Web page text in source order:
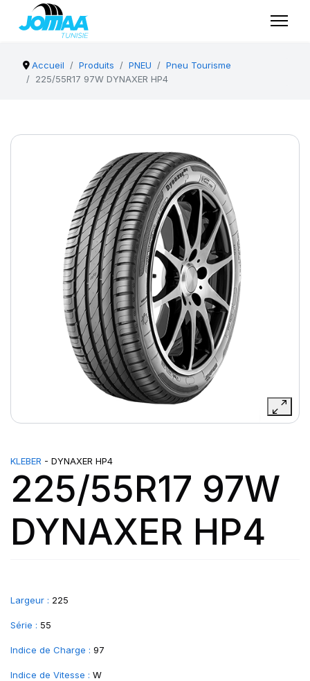
Accueil Produits PNEU
Pneu Tourisme
225/55R17 97W DYNAXER HP4
KLEBER - DYNAXER HP4
225/55R17 97W
DYNAXER HP4
Largeur : 225
Série : 55
Indice de Charge : 97
Indice de Vitesse : W